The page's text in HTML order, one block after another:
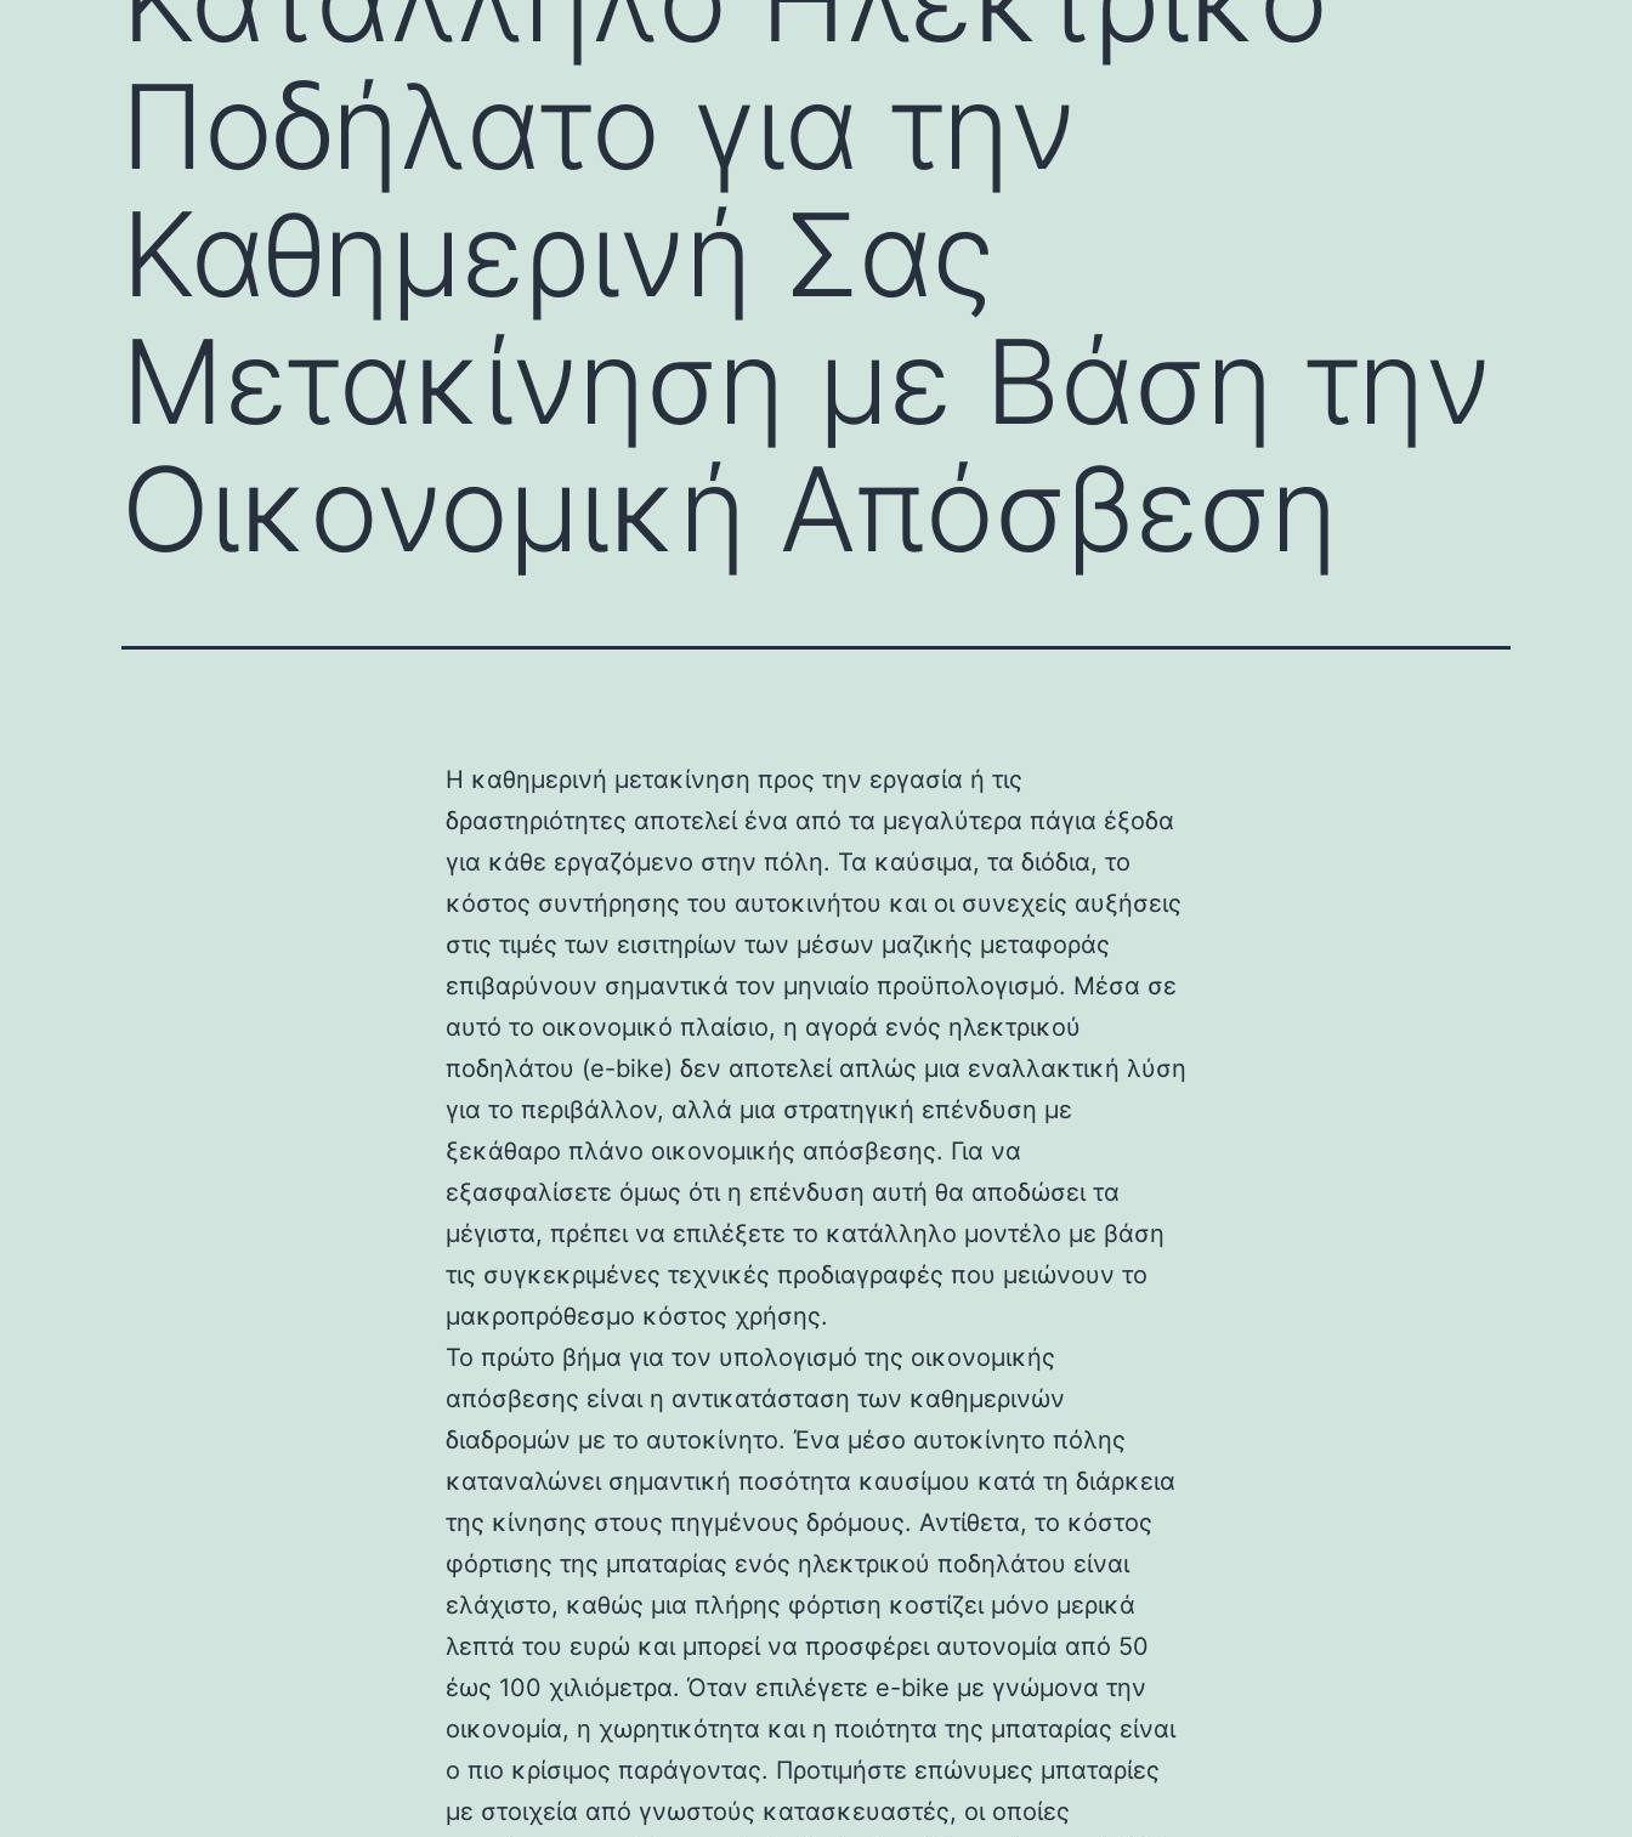
Ποδήλατο για την
Καθημερινή Σας
Μετακίνηση με Βάση την
Οικονομική Απόσβεση
Η καθημερινή μετακίνηση προς την εργασία ή τις
δραστηριότητες αποτελεί ένα από τα μεγαλύτερα πάγια έξοδα
για κάθε εργαζόμενο στην πόλη. Τα καύσιμα, τα διόδια, το
κόστος συντήρησης του αυτοκινήτου και οι συνεχείς αυξήσεις
στις τιμές των εισιτηρίων των μέσων μαζικής μεταφοράς
επιβαρύνουν σημαντικά τον μηνιαίο προϋπολογισμό. Μέσα σε
αυτό το οικονομικό πλαίσιο, η αγορά ενός ηλεκτρικού
ποδηλάτου (e-bike) δεν αποτελεί απλώς μια εναλλακτική λύση
για το περιβάλλον, αλλά μια στρατηγική επένδυση με
ξεκάθαρο πλάνο οικονομικής απόσβεσης. Για να
εξασφαλίσετε όμως ότι η επένδυση αυτή θα αποδώσει τα
μέγιστα, πρέπει να επιλέξετε το κατάλληλο μοντέλο με βάση
τις συγκεκριμένες τεχνικές προδιαγραφές που μειώνουν το
μακροπρόθεσμο κόστος χρήσης.
Το πρώτο βήμα για τον υπολογισμό της οικονομικής
απόσβεσης είναι η αντικατάσταση των καθημερινών
διαδρομών με το αυτοκίνητο. Ένα μέσο αυτοκίνητο πόλης
καταναλώνει σημαντική ποσότητα καυσίμου κατά τη διάρκεια
της κίνησης στους πηγμένους δρόμους. Αντίθετα, το κόστος
φόρτισης της μπαταρίας ενός ηλεκτρικού ποδηλάτου είναι
ελάχιστο, καθώς μια πλήρης φόρτιση κοστίζει μόνο μερικά
λεπτά του ευρώ και μπορεί να προσφέρει αυτονομία από 50
έως 100 χιλιόμετρα. Όταν επιλέγετε e-bike με γνώμονα την
οικονομία, η χωρητικότητα και η ποιότητα της μπαταρίας είναι
ο πιο κρίσιμος παράγοντας. Προτιμήστε επώνυμες μπαταρίες
με στοιχεία από γνωστούς κατασκευαστές, οι οποίες